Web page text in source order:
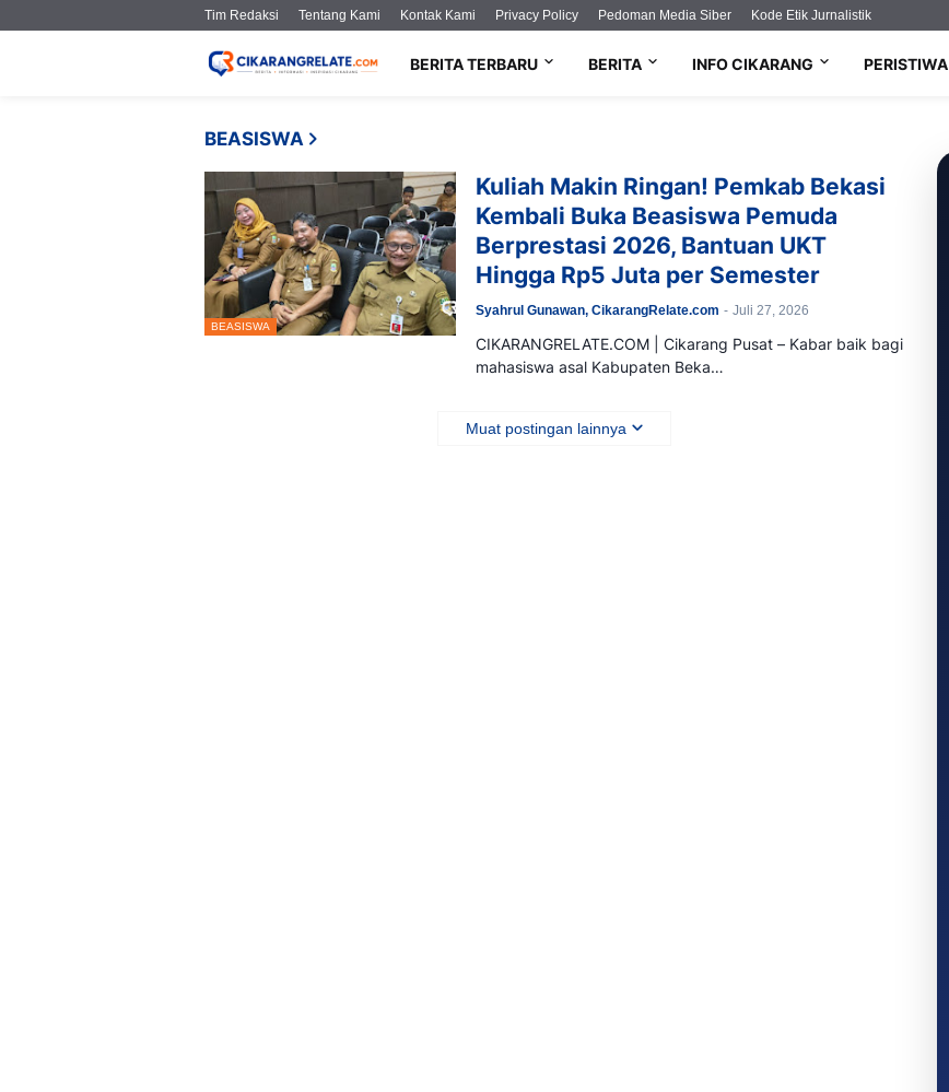
Tim Redaksi Tentang Kami Kontak Kami Privacy Policy Pedoman Media Siber Kode Etik Jurnalistik
BERITA TERBARU BERITA INFO CIKARANG PERISTIWA
BEASISWA
BEASISWA
Kuliah Makin Ringan! Pemkab Bekasi
Kembali Buka Beasiswa Pemuda
Berprestasi 2026, Bantuan UKT
Hingga Rp5 Juta per Semester
Syahrul Gunawan, CikarangRelate.com - Juli 27, 2026
CIKARANGRELATE.COM | Cikarang Pusat – Kabar baik bagi
mahasiswa asal Kabupaten Beka…
Muat postingan lainnya